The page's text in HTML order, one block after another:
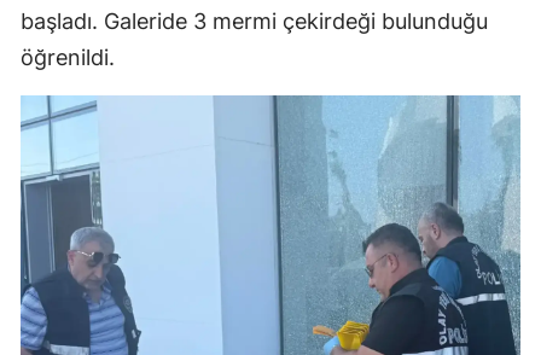
başladı. Galeride 3 mermi çekirdeği bulunduğu
öğrenildi.